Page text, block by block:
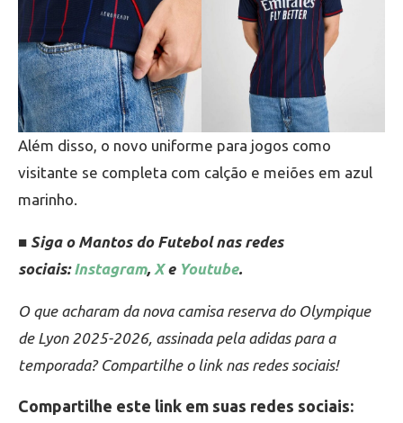
Além disso, o novo uniforme para jogos como
visitante se completa com calção e meiões em azul
marinho.
■ Siga o Mantos do Futebol nas redes
sociais: Instagram, Xe Youtube.
O que acharam da nova camisa reserva do Olympique
de Lyon 2025-2026, assinada pela adidas para a
temporada? Compartilhe o link nas redes sociais!
Compartilhe este link em suas redes sociais: